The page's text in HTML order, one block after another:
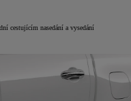
cestujícím nasedání a vysedání